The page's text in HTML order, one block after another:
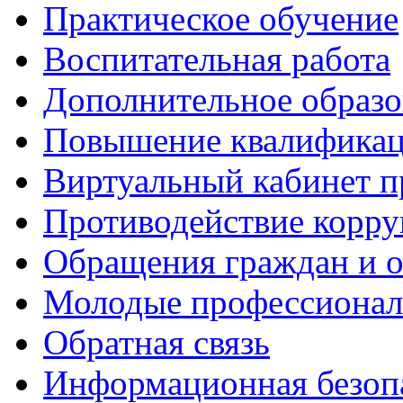
Практическое обучение
Воспитательная работа
Дополнительное
Повышение
Виртуальный кабинет
Противодействие
Обращения граждан и
Молодые
Обратная связь
Информационная